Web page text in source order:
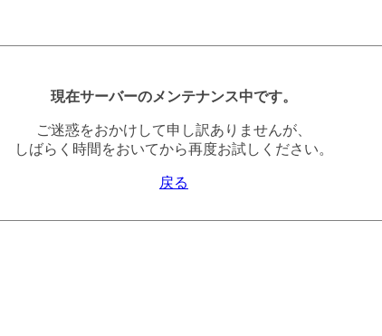
現在サーバーのメンテナンス中です。
ご迷惑をおかけして申し訳ありませんが、
しばらく時間をおいてから再度お試しください。
戻る